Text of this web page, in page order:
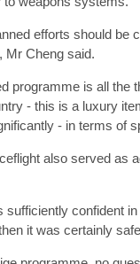
efforts should be
Mr Cheng said.
programme is all the
- this is a luxury
- in terms of
also served as
sufficiently confident
it was certainly